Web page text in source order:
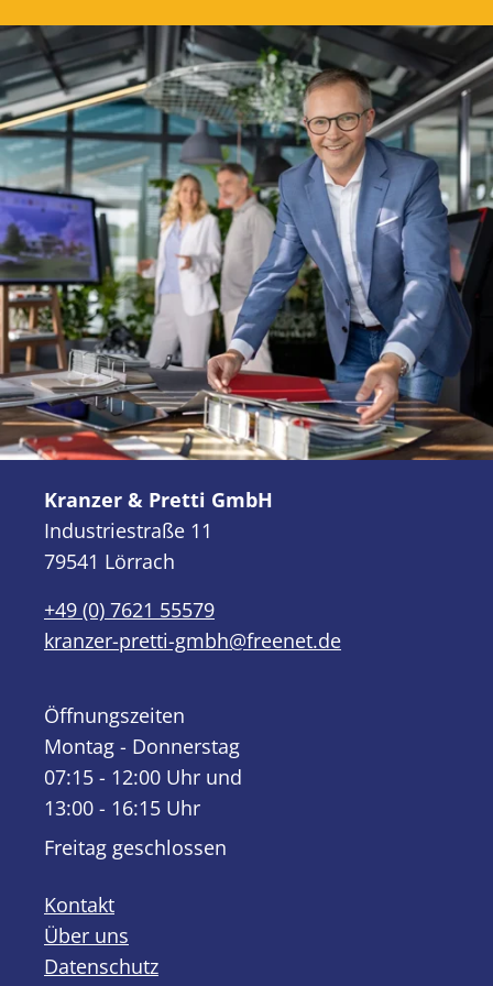
Kranzer & Pretti GmbH
Industriestraße 11
79541 Lörrach
+49 (0) 7621 55579
kranzer-pretti-gmbh@freenet.de
Öffnungszeiten
Montag - Donnerstag
07:15 - 12:00 Uhr und
13:00 - 16:15 Uhr
Freitag geschlossen
Kontakt
Über uns
Datenschutz